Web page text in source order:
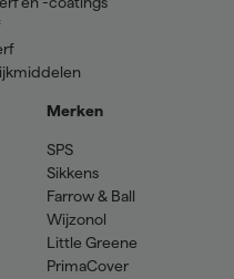
Merken
SPS
Sikkens
Farrow & Ball
Wijzonol
Little Greene
PrimaCover